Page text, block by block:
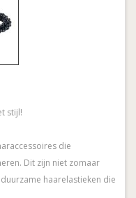
stijl!
die
Dit zijn niet zomaar
haarelastieken die